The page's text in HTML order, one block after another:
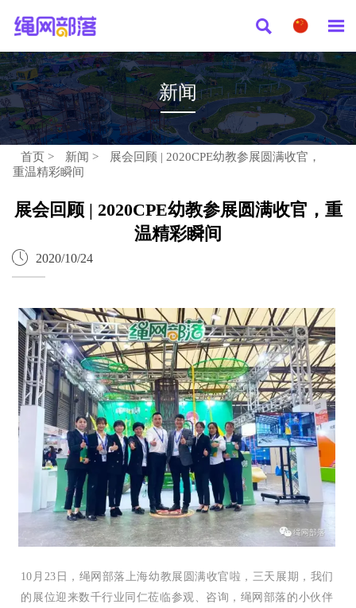
 
新闻
首页 > 新闻 >
展会回顾 | 2020CPE幼教参展圆满收官，
重温精彩瞬间
展会回顾 | 2020CPE幼教参展圆满收官，重
温精彩瞬间
 2020/10/24
10月23日，绳网部落上海幼教展圆满收官啦，三天展期，我们
的展位迎来数千行业同仁莅临参观、咨询，绳网部落的小伙伴